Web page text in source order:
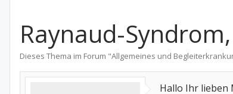
Raynaud-
Dieses Thema im Forum "Allgemeines und
Hallo Ihr lieben